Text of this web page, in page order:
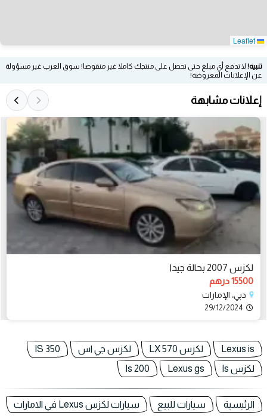
تنبيه! لا تدفع أي مبلغ حتى تحصل على منتجك كاملا غير منقوصا! سوق العرب غير مسؤولة
عن الإعلانات المعروضة!
إعلانات مشابهة
لكزس 2007 بحالة جيدا
15500 درهم
دبي، الإمارات
29/12/2024
Lexus is لكزس LX 570 لكزس جي اس
IS 350
لكزس ls
Lexus gs
Is 200
الرئيسية سيارات للبيع سيارات لكزس Lexus في الامارات